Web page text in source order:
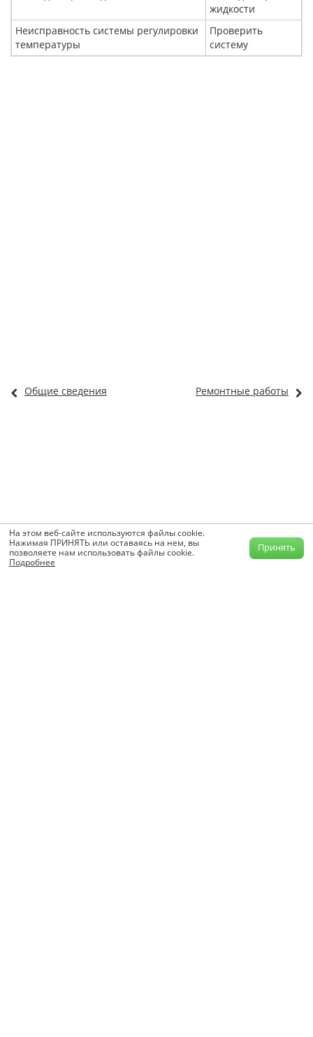
жидкости
Неисправность системы регулировки
температуры
Проверить
систему
Общие сведения Ремонтные работы
На этом веб-сайте используются файлы cookie.
Нажимая ПРИНЯТЬ или оставаясь на нем, вы
позволяете нам использовать файлы cookie.
Подробнее
Принять